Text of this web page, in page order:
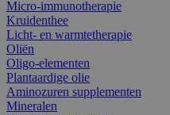
Micro-immunotherapie
Kruidenthee
Licht- en warmtetherapie
Oliën
Oligo-elementen
Plantaardige olie
Aminozuren supplementen
Mineralen